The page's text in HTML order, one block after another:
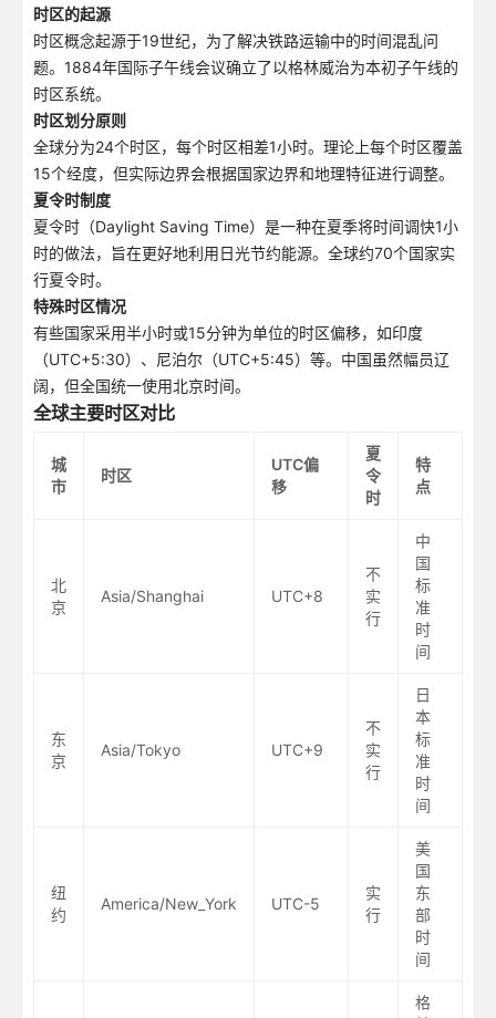
时区的起源
时区概念起源于19世纪，为了解决铁路运输中的时间混乱问
题。1884年国际子午线会议确立了以格林威治为本初子午线的
时区系统。
时区划分原则
全球分为24个时区，每个时区相差1小时。理论上每个时区覆盖
15个经度，但实际边界会根据国家边界和地理特征进行调整。
夏令时制度
夏令时（Daylight Saving Time）是一种在夏季将时间调快1小
时的做法，旨在更好地利用日光节约能源。全球约70个国家实
行夏令时。
特殊时区情况
有些国家采用半小时或15分钟为单位的时区偏移，如印度
（UTC+5:30）、尼泊尔（UTC+5:45）等。中国虽然幅员辽
阔，但全国统一使用北京时间。
全球主要时区对比
城
市
时区
UTC偏
移
夏
令
时
特
点
北
京
Asia/Shanghai UTC+8
不
实
行
中
国
标
准
时
间
东
京
Asia/Tokyo UTC+9
不
实
行
日
本
标
准
时
间
纽
约
America/New_York UTC-5
实
行
美
国
东
部
时
间
格